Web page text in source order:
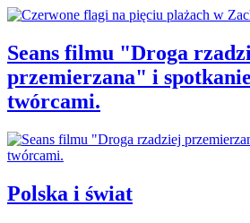
Seans filmu "Droga
przemierzana" i
twórcami.
Polska i świat